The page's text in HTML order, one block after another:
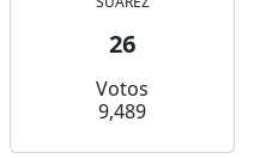
26
Votos
9,489